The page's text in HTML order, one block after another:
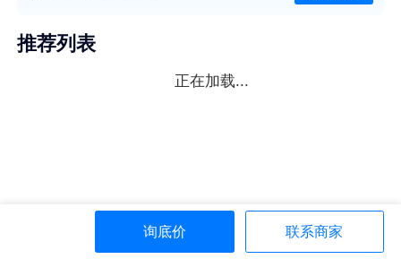
推荐列表
正在加载...
询底价 联系商家